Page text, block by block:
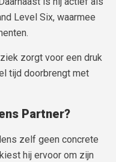
Level Six, waarmee
zorgt voor een druk
tijd doorbrengt met
Partner?
zelf geen concrete
hij ervoor om zijn